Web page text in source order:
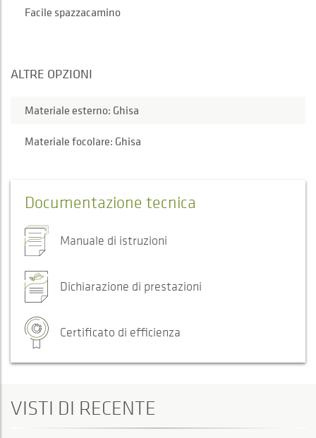
Facile spazzacamino
ALTRE OPZIONI
Materiale esterno: Ghisa
Materiale focolare: Ghisa
Documentazione tecnica
Manuale di istruzioni
Dichiarazione di prestazioni
Certificato di efficienza
VISTI DI RECENTE